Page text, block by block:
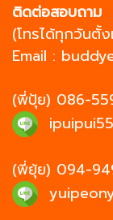
ติดต่อสอบถาม
(โทรได้ทุกวันตั้
Email :
(พี่ปุ้ย) 086-
(พี่ยุ้ย) 094-